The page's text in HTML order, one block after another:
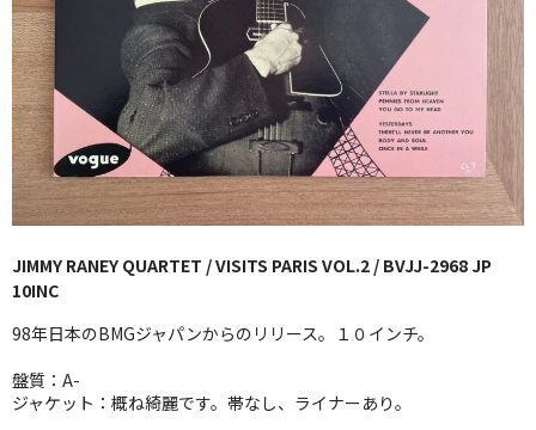
新譜
GG RECORD （当店のレーベル）
全商品
JAZZ-US
BLUE NOTE
JAZZ-EU
JAZZ-JP
JAZZ-VOCAL
JIMMY RANEY QUARTET / VISITS PARIS VOL.2 / BVJJ-2968 JP
10INC
98年日本のBMGジャパンからのリリース。１０インチ。
盤質：A-
ジャケット：概ね綺麗です。帯なし、ライナーあり。